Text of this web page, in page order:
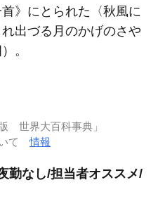
》にとられた〈秋風に
出づる月のかげのさや
。
世界大百科事典」
いて情報
勤なし/担当者オススメ/